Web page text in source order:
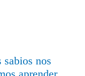
sabios nos